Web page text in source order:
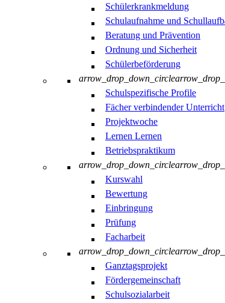
Schülerkrankmeldung
Schulaufnahme und
Beratung und Prävention
Ordnung und Sicherheit
Schülerbeförderung
arrow_drop_down_circle
Schulspezifische Profile
Fächer verbindender Unterricht
Projektwoche
Lernen Lernen
Betriebspraktikum
arrow_drop_down_circle
Kurswahl
Bewertung
Einbringung
Prüfung
Facharbeit
arrow_drop_down_circle
Ganztagsprojekt
Fördergemeinschaft
Schulsozialarbeit